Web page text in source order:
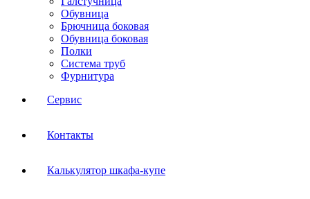
Обувница
Брючница боковая
Обувница боковая
Полки
Система труб
Фурнитура
Сервис
Контакты
Калькулятор шкафа-купе